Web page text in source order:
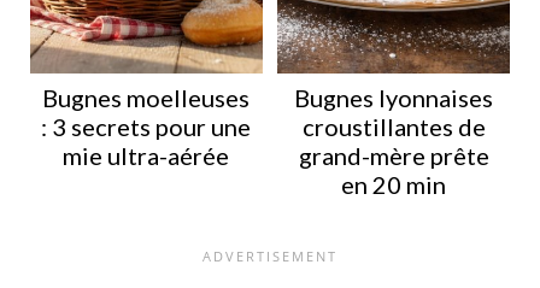
Bugnes moelleuses
: 3 secrets pour une
mie ultra-aérée
Bugnes lyonnaises
croustillantes de
grand-mère prête
en 20 min